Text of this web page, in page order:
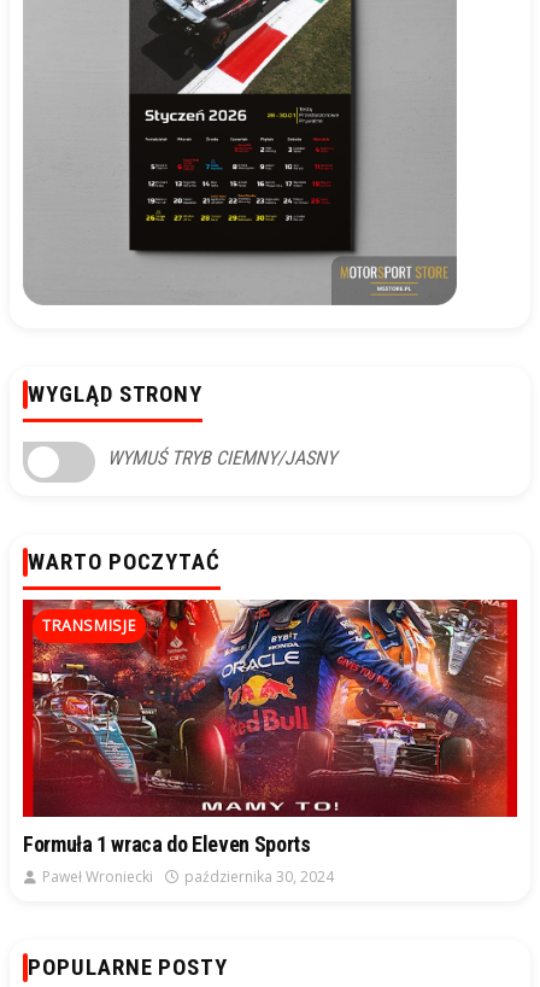
WYGLĄD STRONY
WYMUŚ TRYB CIEMNY/JASNY
WARTO POCZYTAĆ
TRANSMISJE
Formuła 1 wraca do Eleven Sports
Paweł Wroniecki października 30, 2024
POPULARNE POSTY